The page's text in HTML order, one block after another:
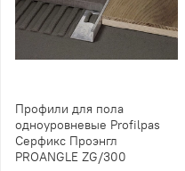
Профили для пола
одноуровневые Profilpas
Серфикс Проэнгл
PROANGLE ZG/300